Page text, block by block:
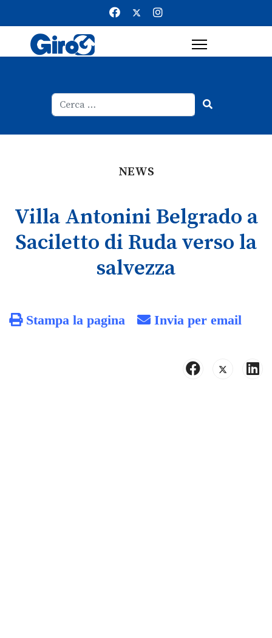
NEWS
Villa Antonini Belgrado a
Saciletto di Ruda verso la
salvezza
Stampa la pagina Invia per email